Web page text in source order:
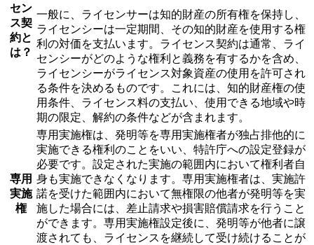
セン
ス契
約と
は？
一般に、ライセンサーは知的財産の所有権を保持し、
ライセンシーは一定期間、その知的財産を使用する権
利の対価を支払います。ライセンス契約は通常、ライ
センシーがどのような権利と義務を有するかを含め、
ライセンシーがライセンス対象資産の使用を許可され
る条件を決めるものです。これには、知的財産権の使
用条件、ライセンス料の支払い、使用できる地域や時
期の限定、解約の条件などが含まれます。
専用
実施
権
専用実施権は、発明等を専用実施権者が独占排他的に
実施できる権利のことをいい、特許庁への設定登録が
必要です。設定された実施の範囲内において権利者自
身も実施できなくなります。専用実施権者は、実施許
諾を受けた範囲内において無権限の他者が発明等を実
施した場合には、差止請求や損害賠償請求を行うこと
ができます。専用実施権設定後に、発明等が他者に譲
渡されても、ライセンスを継続して受け続けることが